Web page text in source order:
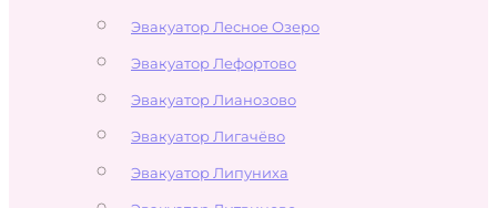
Эвакуатор Лесное Озеро
Эвакуатор Лефортово
Эвакуатор Лианозово
Эвакуатор Лигачёво
Эвакуатор Липуниха